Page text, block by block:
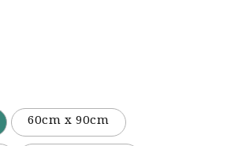
60cm x 90cm